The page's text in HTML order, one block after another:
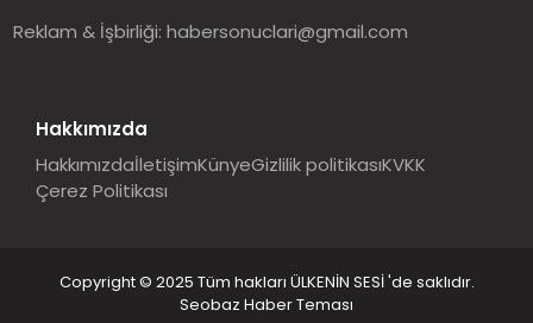
Reklam & İşbirliği:habersonuclari@gmail.com
Hakkımızda
HakkımızdaİletişimKünyeGizlilik politikasıKVKK
Çerez Politikası
Copyright © 2025 Tüm hakları ÜLKENİN SESİ 'de saklıdır.
Seobaz Haber Teması